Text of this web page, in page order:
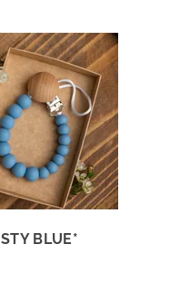
BLUE*